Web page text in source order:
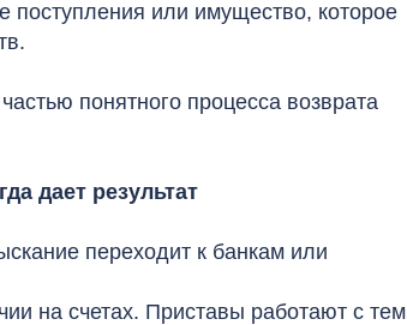
или имущество, которое
понятного процесса возврата
дает результат
переходит к банкам или
на счетах. Приставы работают с тем